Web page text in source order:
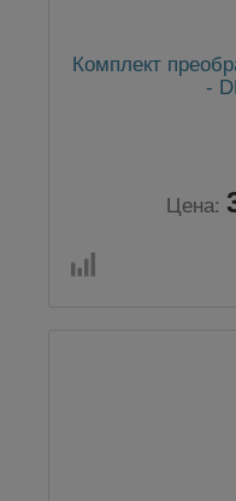
Комплект
-
Цена: